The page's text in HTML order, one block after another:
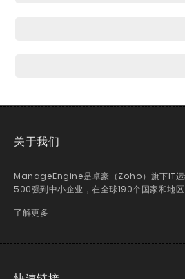
关于我们
ManageEngine是卓豪（Zoho）旗下IT运
500强到中小企业，在全球190个国家和地区
了解更多